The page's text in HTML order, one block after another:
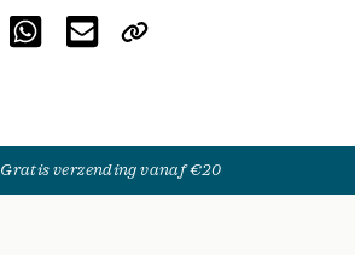
Gratis verzending vanaf €20